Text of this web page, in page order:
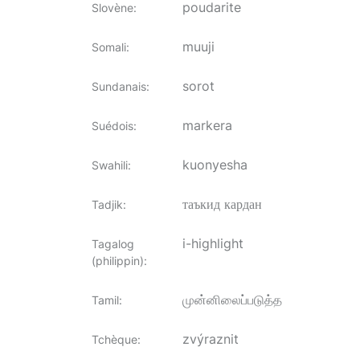
Slovène: poudarite
Somali: muuji
Sundanais: sorot
Suédois: markera
Swahili: kuonyesha
Tadjik: таъкид кардан
Tagalog
(philippin):
i-highlight
Tamil: முன்னிலைப்படுத்த
Tchèque: zvýraznit